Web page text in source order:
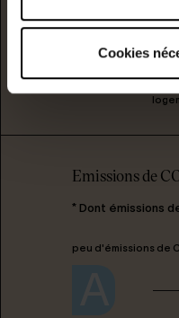
Cookies
F
Emissions de
* Dont émissions
peu d'émissions de